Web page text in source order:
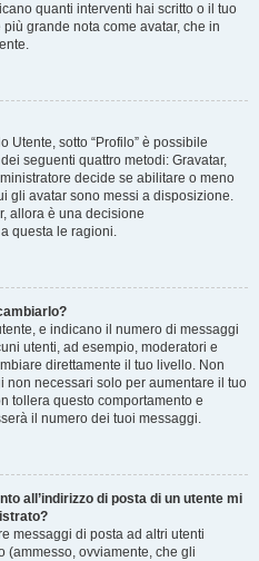
quanti interventi hai scritto o il tuo
grande nota come avatar, che in
Utente, sotto “Profilo” è possibile
seguenti quattro metodi: Gravatar,
decide se abilitare o meno
gli avatar sono messi a disposizione.
allora è una decisione
questa le ragioni.
e indicano il numero di messaggi
utenti, ad esempio, moderatori e
direttamente il tuo livello. Non
necessari solo per aumentare il tuo
tollera questo comportamento e
il numero dei tuoi messaggi.
all’indirizzo di posta di un utente mi
messaggi di posta ad altri utenti
(ammesso, ovviamente, che gli